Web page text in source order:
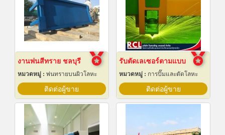
งานพ่นสีทราย ชลบุรี
หมวดหมู่ : พ่นทรายบนผิวโลหะ
ติดต่อผู้ขาย
รับตัดเลเซอร์ตามแบบ
หมวดหมู่ : การปั๊มและตัดโลหะ
ติดต่อผู้ขาย